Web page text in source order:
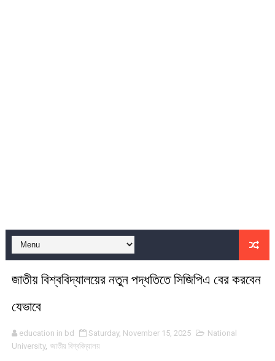
ফ্যামিলি কার্ড আবেদন কিভাবে করবেন How To Apply For Family
২০২৩ সালের মাস্টার্স শেষ বর্ষ পরীক্ষার কেন্দ্র তালিকা Center List of
জাতীয় বিশ্ববিদ্যালয়ের নতুন পদ্ধতিতে সিজিপিএ বের করবেন
যেভাবে
education in bd Saturday, November 15, 2025
National
University, জাতীয় বিশ্ববিদ্যালয়